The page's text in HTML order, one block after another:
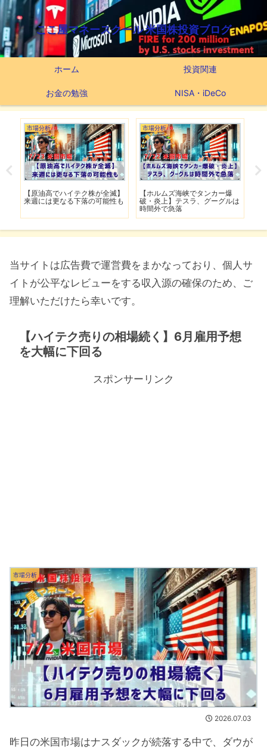
ここ屋マネースクール 米国株投資ブログ
ホーム 投資関連
お金の勉強 NISA・iDeCo
市場分析
【原油高でハイテク株が全滅】
来週には更なる下落の可能性も
市場分析
【ホルムズ海峡でタンカー爆
破・炎上】テスラ、グーグルは
時間外で急落
当サイトは広告費で運営費をまかなっており、個人サ
イトが公平なレビューをする収入源の確保のため、ご
理解いただけたら幸いです。
【ハイテク売りの相場続く】6月雇用予想
を大幅に下回る
スポンサーリンク
市場分析
2026.07.03
昨日の米国市場はナスダックが続落する中で、ダウが